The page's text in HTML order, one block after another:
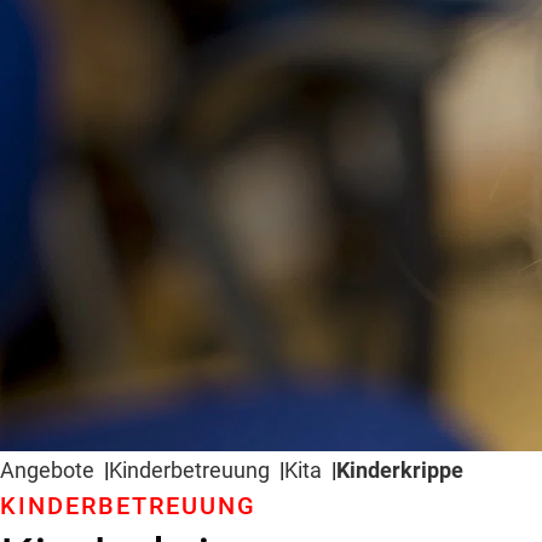
Angebote Kinder­betreuung Kita Kinderkrippe
KINDER­BETREUUNG